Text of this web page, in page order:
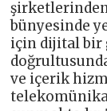
bünyesinde
için dijital bir
ve içerik